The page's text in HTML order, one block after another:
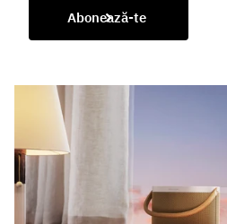
Abonează-te